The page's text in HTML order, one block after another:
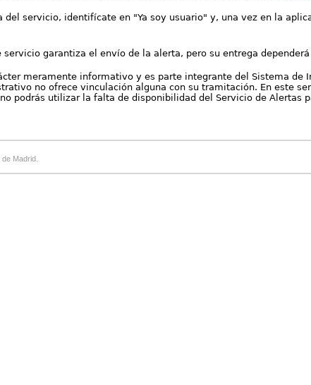
del servicio, identifícate en "Ya soy usuario" y, una vez en la
servicio garantiza el envío de la alerta, pero su entrega
meramente informativo y es parte integrante del Sistema
no ofrece vinculación alguna con su tramitación. En este
podrás utilizar la falta de disponibilidad del Servicio de
Madrid.